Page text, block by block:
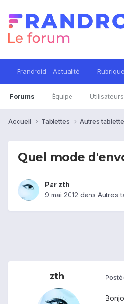
Frandroid - Actualité
Forums Équipe
Accueil Tablettes Autres
Quel mode
Par zth
9 mai 2012 dans Autres
zth